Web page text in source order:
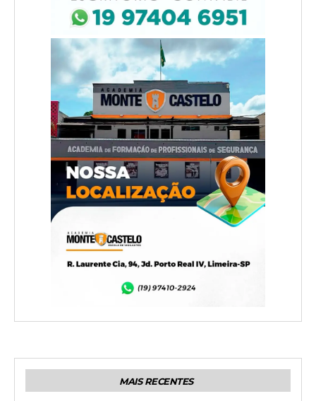
MAIS RECENTES